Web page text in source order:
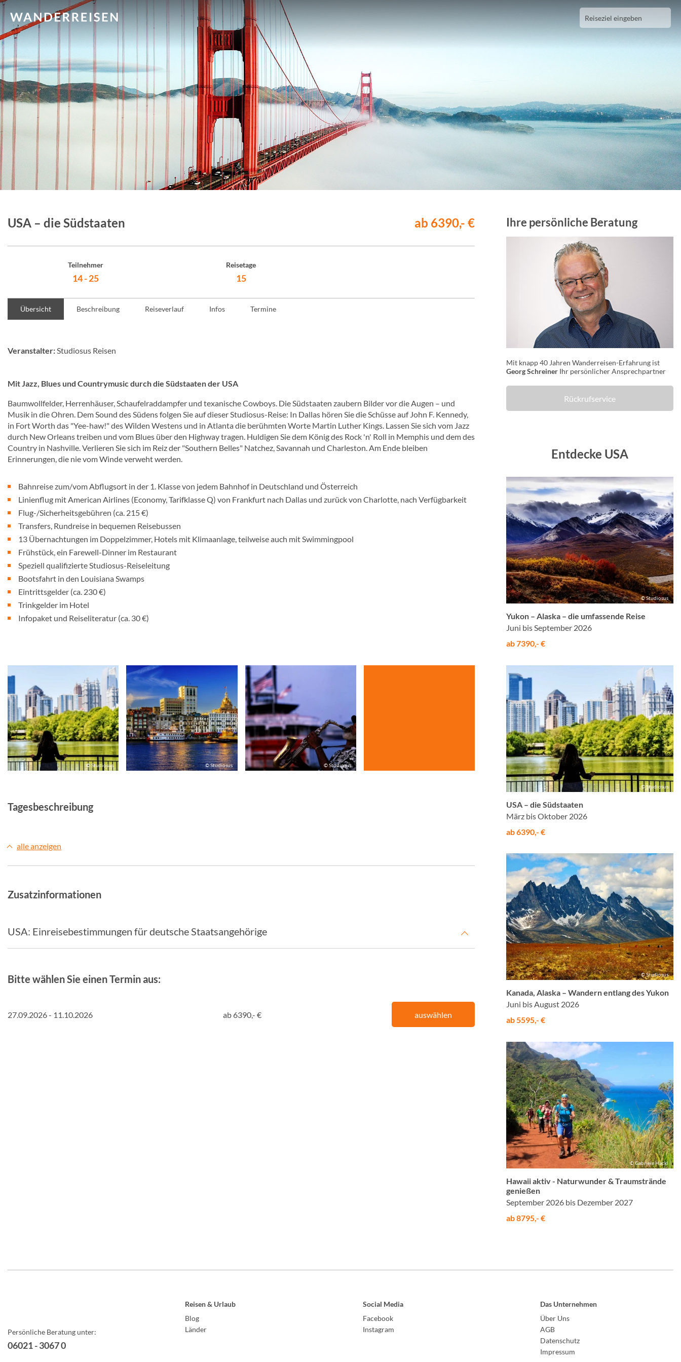
USA – die Südstaaten ab 6390,- €
Teilnehmer
14 - 25
Reisetage
15
Übersicht Beschreibung Reiseverlauf Infos Termine
Veranstalter:Studiosus Reisen
Mit Jazz, Blues und Countrymusic durch die Südstaaten der USA
Baumwollfelder, Herrenhäuser, Schaufelraddampfer und texanische Cowboys. Die Südstaaten zaubern Bilder vor die Augen – und
Musik in die Ohren. Dem Sound des Südens folgen Sie auf dieser Studiosus-Reise: In Dallas hören Sie die Schüsse auf John F. Kennedy,
in Fort Worth das "Yee-haw!" des Wilden Westens und in Atlanta die berühmten Worte Martin Luther Kings. Lassen Sie sich vom Jazz
durch New Orleans treiben und vom Blues über den Highway tragen. Huldigen Sie dem König des Rock 'n' Roll in Memphis und dem des
Country in Nashville. Verlieren Sie sich im Reiz der "Southern Belles" Natchez, Savannah und Charleston. Am Ende bleiben
Erinnerungen, die nie vom Winde verweht werden.
Bahnreise zum/vom Abflugsort in der 1. Klasse von jedem Bahnhof in Deutschland und Österreich
Linienflug mit American Airlines (Economy, Tarifklasse Q) von Frankfurt nach Dallas und zurück von Charlotte, nach Verfügbarkeit
Flug-/Sicherheitsgebühren (ca. 215 €)
Transfers, Rundreise in bequemen Reisebussen
13 Übernachtungen im Doppelzimmer, Hotels mit Klimaanlage, teilweise auch mit Swimmingpool
Frühstück, ein Farewell-Dinner im Restaurant
Speziell qualifizierte Studiosus-Reiseleitung
Bootsfahrt in den Louisiana Swamps
Eintrittsgelder (ca. 230 €)
Trinkgelder im Hotel
Infopaket und Reiseliteratur (ca. 30 €)
© Studiosus © Studiosus © Studiosus
Tagesbeschreibung
alle anzeigen
Zusatzinformationen
USA: Einreisebestimmungen für deutsche Staatsangehörige
Bitte wählen Sie einen Termin aus:
27.09.2026 - 11.10.2026 ab 6390,- € auswählen
Ihre persönliche Beratung
Mit knapp 40 Jahren Wanderreisen-Erfahrung ist
Georg Schreiner Ihr persönlicher Ansprechpartner
Rückrufservice
Entdecke USA
© Studiosus
Yukon – Alaska – die umfassende Reise
Juni bis September 2026
ab 7390,- €
© Studiosus
USA – die Südstaaten
März bis Oktober 2026
ab 6390,- €
© Studiosus
Kanada, Alaska – Wandern entlang des Yukon
Juni bis August 2026
ab 5595,- €
© Gabriele Hackl
Hawaii aktiv - Naturwunder & Traumstrände
genießen
September 2026 bis Dezember 2027
ab 8795,- €
Persönliche Beratung unter:
06021 - 3067 0
Reisen & Urlaub
Blog
Länder
Social Media
Facebook
Instagram
Das Unternehmen
Über Uns
AGB
Datenschutz
Impressum